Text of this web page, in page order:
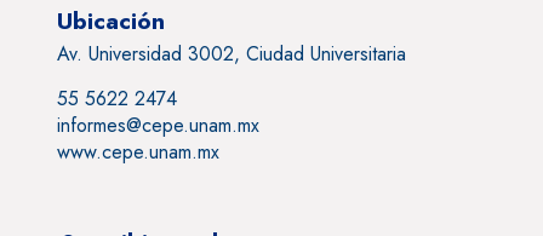
Ubicación
Av. Universidad 3002, Ciudad Universitaria
55 5622 2474
informes@cepe.unam.mx
www.cepe.unam.mx